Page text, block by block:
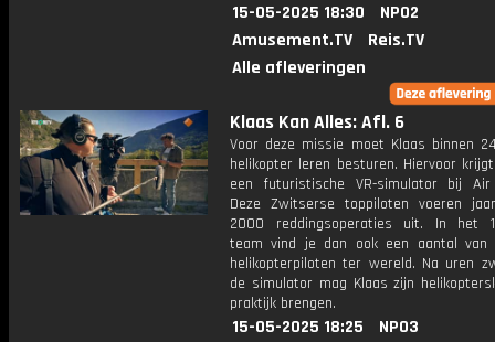
15-05-2025 18:30
NPO2
Amusement.TV
Reis.TV
Alle afleveringen
Klaas Kan Alles: Afl. 6
Voor deze missie moet Klaas binnen
helikopter leren besturen. Hiervoor
een futuristische VR-simulator bij
Deze Zwitserse toppiloten voeren
2000 reddingsoperaties uit. In het
team vind je dan ook een aantal van
helikopterpiloten ter wereld. Na uren
de simulator mag Klaas zijn
praktijk brengen.
15-05-2025 18:25
NPO3